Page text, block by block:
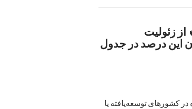
از زئولیت
پایین بودن این درصد در جدول
در کشورهای توسعه‌یافته یا